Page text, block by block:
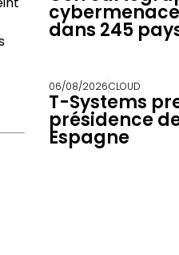
dans 245
06/08/2026CLOUD
T-Systems
présidence
Espagne